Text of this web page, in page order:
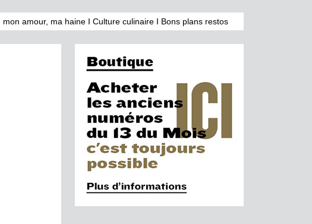
mon amour, ma haine I Culture culinaire I Bons plans restos